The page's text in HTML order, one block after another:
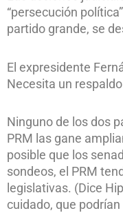
“persecución
partido grande, se
El expresidente
Necesita un
Ninguno de los dos
PRM las gane
posible que los
sondeos, el PRM
legislativas. (Dice
cuidado, que